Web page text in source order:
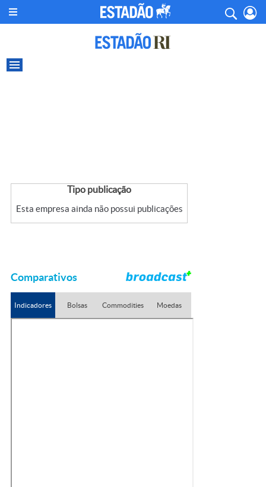
Tipo publicação
Esta empresa ainda não possui publicações
Comparativos
Indicadores Bolsas Commodities Moedas